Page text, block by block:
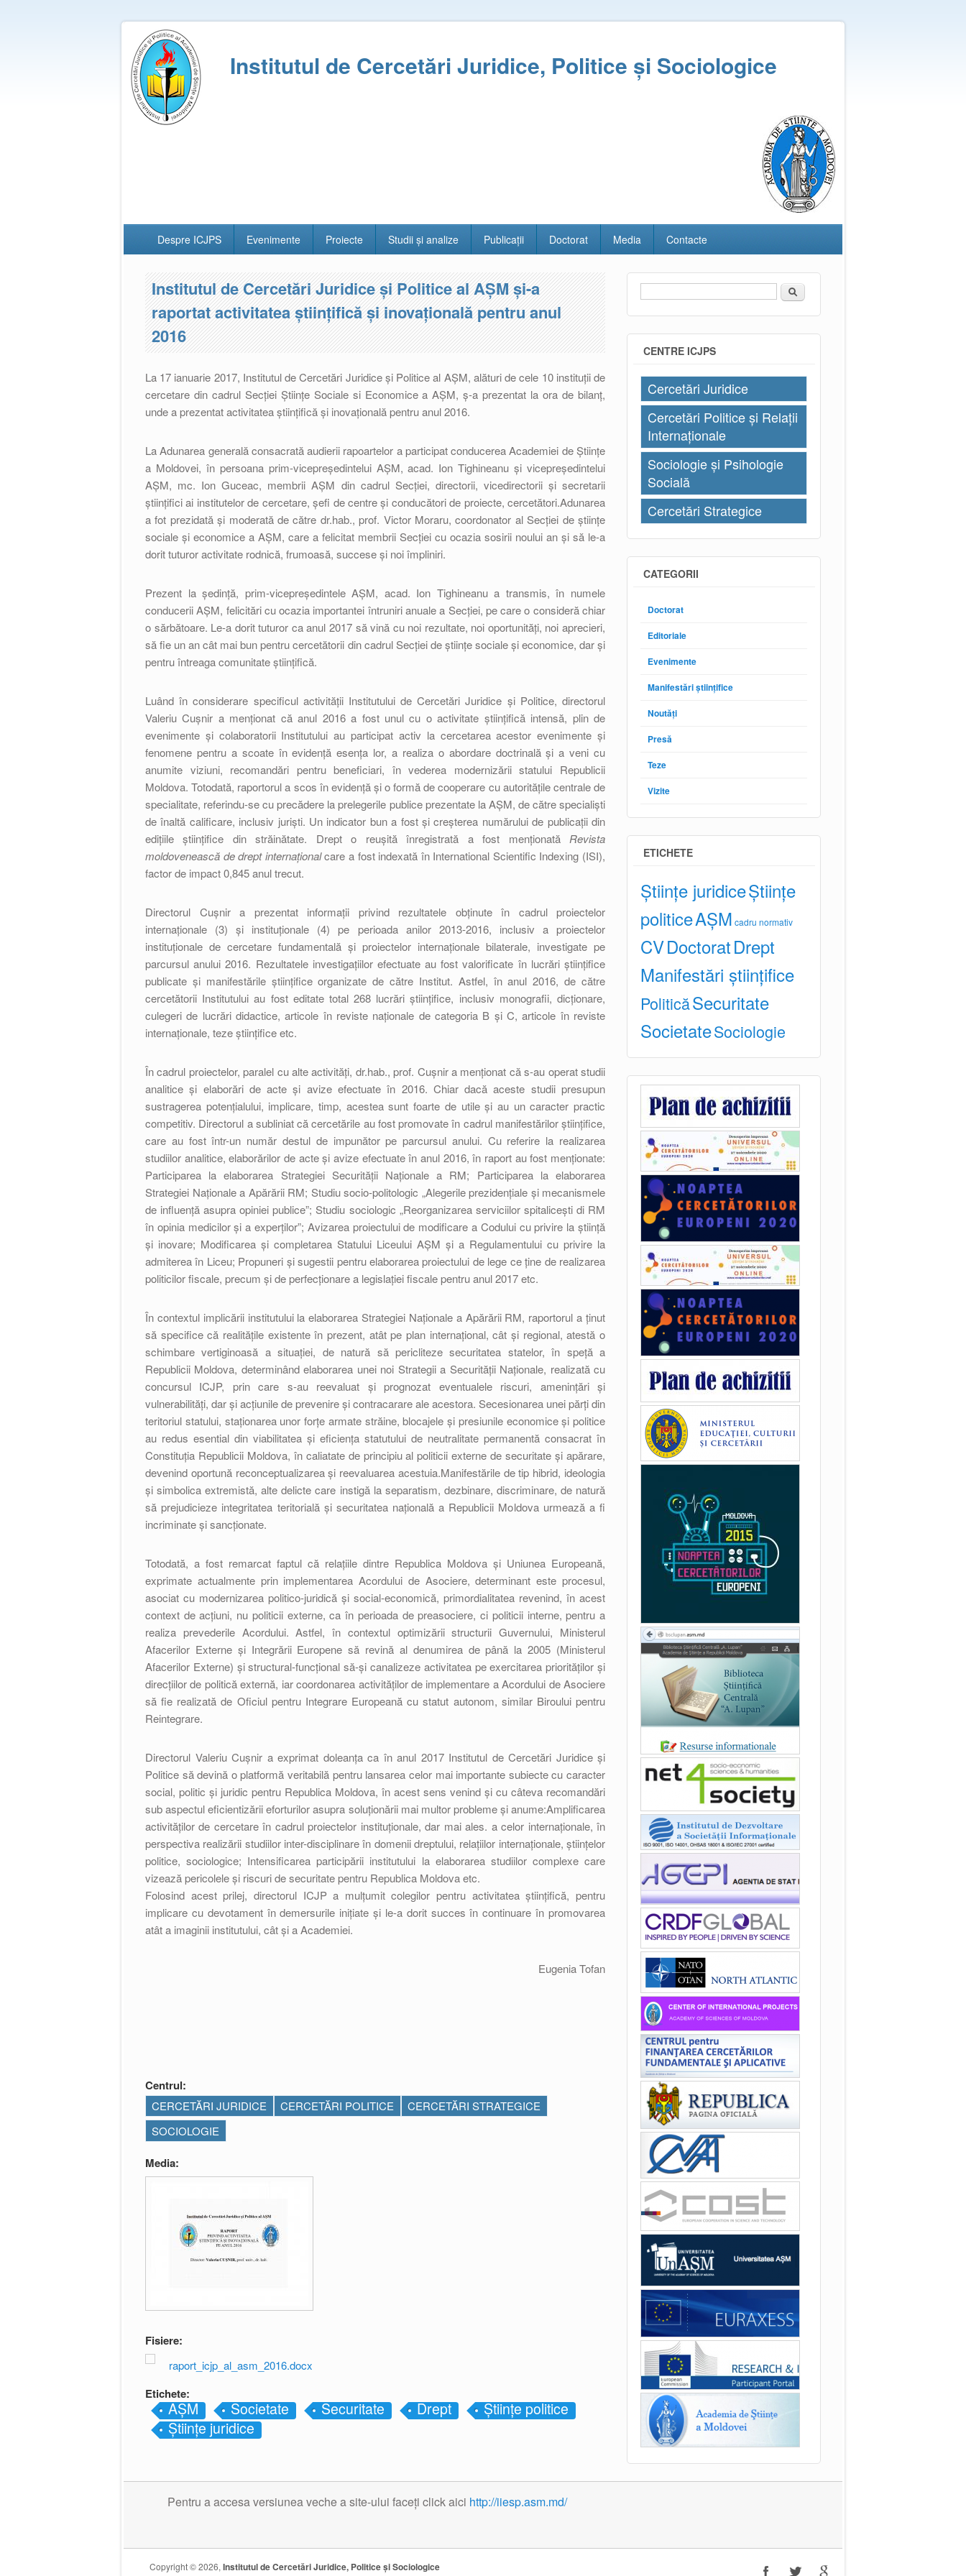
Institutul de Cercetări Juridice, Politice și Sociologice
Despre ICJPS Evenimente Proiecte Studii și analize Publicații Doctorat Media Contacte
Institutul de Cercetări Juridice și Politice al AȘM și-a
raportat activitatea științifică și inovațională pentru anul
2016
La 17 ianuarie 2017, Institutul de Cercetări Juridice și Politice al AȘM, alături de cele 10 instituții de
cercetare din cadrul Secției Științe Sociale si Economice a AȘM, ș-a prezentat la ora de bilanț,
unde a prezentat activitatea științifică și inovațională pentru anul 2016.
La Adunarea generală consacrată audierii rapoartelor a participat conducerea Academiei de Ştiinţe
a Moldovei, în persoana prim-vicepreședintelui AȘM, acad. Ion Tighineanu și vicepreședintelui
AȘM, mc. Ion Guceac, membrii AŞM din cadrul Secţiei, directorii, vicedirectorii și secretarii
științifici ai institutelor de cercetare, șefi de centre și conducători de proiecte, cercetători.Adunarea
a fot prezidată și moderată de către dr.hab., prof. Victor Moraru, coordonator al Secției de științe
sociale și economice a AȘM, care a felicitat membrii Secției cu ocazia sosirii noului an și să le-a
dorit tuturor activitate rodnică, frumoasă, succese și noi împliniri.
Prezent la ședință, prim-vicepreședintele AȘM, acad. Ion Tighineanu a transmis, în numele
conducerii AȘM, felicitări cu ocazia importantei întruniri anuale a Secției, pe care o consideră chiar
o sărbătoare. Le-a dorit tuturor ca anul 2017 să vină cu noi rezultate, noi oportunități, noi aprecieri,
să fie un an cât mai bun pentru cercetătorii din cadrul Secției de științe sociale și economice, dar și
pentru întreaga comunitate științifică.
Luând în considerare specificul activității Institutului de Cercetări Juridice și Politice, directorul
Valeriu Cușnir a menționat că anul 2016 a fost unul cu o activitate științifică intensă, plin de
evenimente și colaboratorii Institutului au participat activ la cercetarea acestor evenimente și
fenomene pentru a scoate în evidență esența lor, a realiza o abordare doctrinală și a veni cu
anumite viziuni, recomandări pentru beneficiari, în vederea modernizării statului Republicii
Moldova. Totodată, raportorul a scos în evidență și o formă de cooperare cu autoritățile centrale de
specialitate, referindu-se cu precădere la prelegerile publice prezentate la AȘM, de către specialiști
de înaltă calificare, inclusiv juriști. Un indicator bun a fost și creșterea numărului de publicații din
edițiile științifice din străinătate. Drept o reușită înregistrată a fost menționată Revista
moldovenească de drept internaționalcare a fost indexată în International Scientific Indexing (ISI),
factor de impact 0,845 anul trecut.
Directorul Cușnir a prezentat informații privind rezultatele obținute în cadrul proiectelor
internaționale (3) și instituționale (4) pe perioada anilor 2013-2016, inclusiv a proiectelor
instituționale de cercetare fundamentală și proiectelor internaționale bilaterale, investigate pe
parcursul anului 2016. Rezultatele investigațiilor efectuate au fost valorificate în lucrări științifice
publicate și manifestările științifice organizate de către Institut. Astfel, în anul 2016, de către
cercetătorii Institutului au fost editate total 268 lucrări științifice, inclusiv monografii, dicționare,
culegeri de lucrări didactice, articole în reviste naționale de categoria B și C, articole în reviste
internaționale, teze științifice etc.
În cadrul proiectelor, paralel cu alte activități, dr.hab., prof. Cușnir a menționat că s-au operat studii
analitice și elaborări de acte și avize efectuate în 2016. Chiar dacă aceste studii presupun
sustragerea potențialului, implicare, timp, acestea sunt foarte de utile și au un caracter practic
competitiv. Directorul a subliniat că cercetările au fost promovate în cadrul manifestărilor științifice,
care au fost într-un număr destul de impunător pe parcursul anului. Cu referire la realizarea
studiilor analitice, elaborărilor de acte și avize efectuate în anul 2016, în raport au fost menționate:
Participarea la elaborarea Strategiei Securității Naționale a RM; Participarea la elaborarea
Strategiei Naționale a Apărării RM; Studiu socio-politologic „Alegerile prezidențiale și mecanismele
de influență asupra opiniei publice”; Studiu sociologic „Reorganizarea serviciilor spitalicești di RM
în opinia medicilor și a experților”; Avizarea proiectului de modificare a Codului cu privire la știință
și inovare; Modificarea și completarea Statului Liceului AȘM și a Regulamentului cu privire la
admiterea în Liceu; Propuneri și sugestii pentru elaborarea proiectului de lege ce ține de realizarea
politicilor fiscale, precum și de perfecționare a legislației fiscale pentru anul 2017 etc.
În contextul implicării institutului la elaborarea Strategiei Naționale a Apărării RM, raportorul a ținut
să specifice că realităţile existente în prezent, atât pe plan internaţional, cât și regional, atestă o
schimbare vertiginoasă a situaţiei, de natură să pericliteze securitatea statelor, în speță a
Republicii Moldova, determinând elaborarea unei noi Strategii a Securității Naționale, realizată cu
concursul ICJP, prin care s-au reevaluat și prognozat eventualele riscuri, ameninţări și
vulnerabilități, dar și acțiunile de prevenire și contracarare ale acestora. Secesionarea unei părți din
teritoriul statului, staționarea unor forțe armate străine, blocajele și presiunile economice și politice
au redus esential din viabilitatea și eficiența statutului de neutralitate permanentă consacrat în
Constituția Republicii Moldova, în caliatate de principiu al politicii externe de securitate și apărare,
devenind oportună reconceptualizarea și reevaluarea acestuia.Manifestările de tip hibrid, ideologia
și simbolica extremistă, alte delicte care instigă la separatism, dezbinare, discriminare, de natură
să prejudicieze integritatea teritorială și securitatea națională a Republicii Moldova urmează a fi
incriminate și sancționate.
Totodată, a fost remarcat faptul că relațiile dintre Republica Moldova și Uniunea Europeană,
exprimate actualmente prin implementarea Acordului de Asociere, determinant este procesul,
asociat cu modernizarea politico-juridică și social-economică, primordialitatea revenind, în acest
context de acțiuni, nu politicii externe, ca în perioada de preasociere, ci politicii interne, pentru a
realiza prevederile Acordului. Astfel, în contextul optimizării structurii Guvernului, Ministerul
Afacerilor Externe și Integrării Europene să revină al denumirea de până la 2005 (Ministerul
Afacerilor Externe) și structural-funcțional să-și canalizeze activitatea pe exercitarea priorităților și
direcțiilor de politică externă, iar coordonarea activităților de implementare a Acordului de Asociere
să fie realizată de Oficiul pentru Integrare Europeană cu statut autonom, similar Biroului pentru
Reintegrare.
Directorul Valeriu Cușnir a exprimat doleanța ca în anul 2017 Institutul de Cercetări Juridice și
Politice să devină o platformă veritabilă pentru lansarea celor mai importante subiecte cu caracter
social, politic și juridic pentru Republica Moldova, în acest sens venind și cu câteva recomandări
sub aspectul eficientizării eforturilor asupra soluționării mai multor probleme și anume:Amplificarea
activităților de cercetare în cadrul proiectelor instituționale, dar mai ales. a celor internaționale, în
perspectiva realizării studiilor inter-disciplinare în domenii dreptului, relațiilor internaționale, științelor
politice, sociologice; Intensificarea participării institutului la elaborarea studiilor complexe care
vizează pericolele și riscuri de securitate pentru Republica Moldova etc.
Folosind acest prilej, directorul ICJP a mulțumit colegilor pentru activitatea științifică, pentru
implicare cu devotament în demersurile inițiate și le-a dorit succes în continuare în promovarea
atât a imaginii institutului, cât și a Academiei.
Eugenia Tofan
Centrul:
CERCETĂRI JURIDICE CERCETĂRI POLITICE
CERCETĂRI STRATEGICE
SOCIOLOGIE
Media:
Fisiere:
raport_icjp_al_asm_2016.docx
Etichete:
AȘM Societate Securitate Drept
Științe politice
Științe juridice
Formular de căutare
Căutare
CENTRE ICJPS
Cercetări Juridice
Cercetări Politice și Relații
Internaționale
Sociologie și Psihologie
Socială
Cercetări Strategice
CATEGORII
Doctorat
Editoriale
Evenimente
Manifestări științifice
Noutăți
Presă
Teze
Vizite
ETICHETE
Științe juridiceȘtiințe
politiceAȘM cadru normativ
CVDoctoratDrept
Manifestări științifice
PoliticăSecuritate
SocietateSociologie
Pentru a accesa versiunea veche a site-ului faceți click aici http://iiesp.asm.md/
Copyright © 2026, Institutul de Cercetări Juridice, Politice și Sociologice